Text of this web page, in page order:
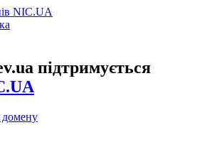
підтримується
домену